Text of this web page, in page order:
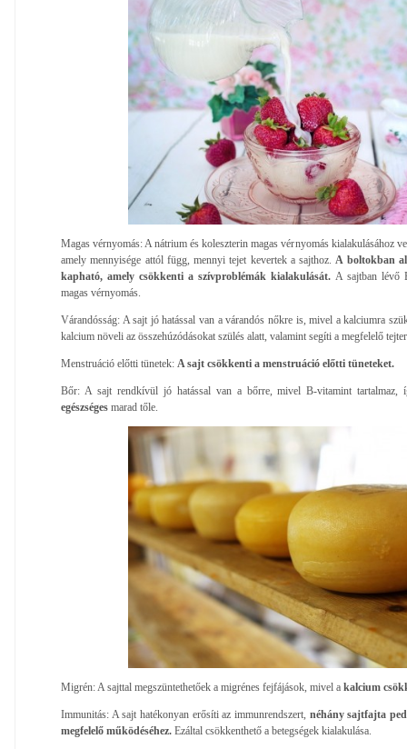
Magas vérnyomás: A nátrium és koleszterin magas vérnyomás kialakulásához
amely mennyisége attól függ, mennyi tejet kevertek a sajthoz. A boltokban
kapható, amely csökkenti a szívproblémák kialakulását. A sajtban lévő
magas vérnyomás.
Várandósság: A sajt jó hatással van a várandós nőkre is, mivel a kalciumra
kalcium növeli az összehúzódásokat szülés alatt, valamint segíti a megfelelő
Menstruáció előtti tünetek: A sajt csökkenti a menstruáció előtti tüneteket.
Bőr: A sajt rendkívül jó hatással van a bőrre, mivel B-vitamint tartalmaz,
egészséges marad tőle.
Migrén: A sajttal megszüntethetőek a migrénes fejfájások, mivel a kalcium
Immunitás: A sajt hatékonyan erősíti az immunrendszert, néhány sajtfajta
megfelelő működéséhez. Ezáltal csökkenthető a betegségek kialakulása.